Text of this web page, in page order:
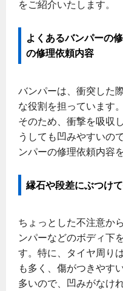
をご紹介いたします。
よくあるバンパーの
の修理依頼内容
バンパーは、衝突した
な役割を担っています。
そのため、衝撃を吸収
うしても凹みやすいの
ンパーの修理依頼内容
縁石や段差にぶつけ
ちょっとした不注意か
ンパーなどのボディ下
す。特に、タイヤ周り
も多く、傷がつきやす
多いので、凹みがなけ